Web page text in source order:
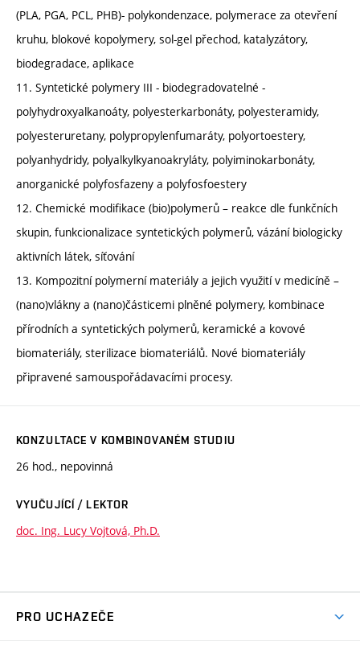
(PLA, PGA, PCL, PHB)- polykondenzace, polymerace za otevření
kruhu, blokové kopolymery, sol-gel přechod, katalyzátory,
biodegradace, aplikace
11. Syntetické polymery III - biodegradovatelné -
polyhydroxyalkanoáty, polyesterkarbonáty, polyesteramidy,
polyesteruretany, polypropylenfumaráty, polyortoestery,
polyanhydridy, polyalkylkyanoakryláty, polyiminokarbonáty,
anorganické polyfosfazeny a polyfosfoestery
12. Chemické modifikace (bio)polymerů – reakce dle funkčních
skupin, funkcionalizace syntetických polymerů, vázání biologicky
aktivních látek, síťování
13. Kompozitní polymerní materiály a jejich využití v medicíně –
(nano)vlákny a (nano)částicemi plněné polymery, kombinace
přírodních a syntetických polymerů, keramické a kovové
biomateriály, sterilizace biomateriálů. Nové biomateriály
připravené samouspořádavacími procesy.
KONZULTACE V KOMBINOVANÉM STUDIU
26 hod., nepovinná
VYUČUJÍCÍ / LEKTOR
doc. Ing. Lucy Vojtová, Ph.D.
PRO UCHAZEČE